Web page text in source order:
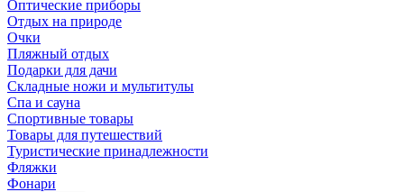
Оптические приборы
Отдых на природе
Очки
Пляжный отдых
Подарки для дачи
Складные ножи и мультитулы
Спа и сауна
Спортивные товары
Товары для путешествий
Туристические принадлежности
Фляжки
Фонари